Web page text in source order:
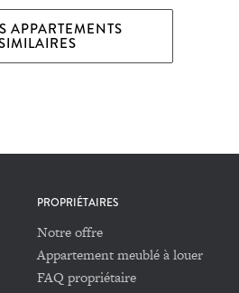
APPARTEMENTS
PROPRIÉTAIRES
Notre offre
Appartement meublé à louer
FAQ propriétaire